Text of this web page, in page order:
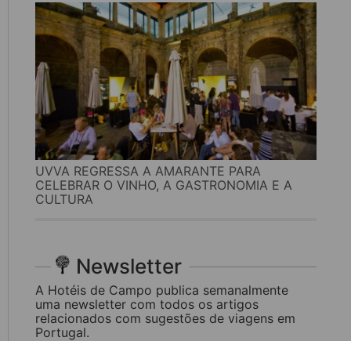
UVVA REGRESSA A AMARANTE PARA
CELEBRAR O VINHO, A GASTRONOMIA E A
CULTURA
Newsletter
A Hotéis de Campo publica semanalmente
uma newsletter com todos os artigos
relacionados com sugestões de viagens em
Portugal.